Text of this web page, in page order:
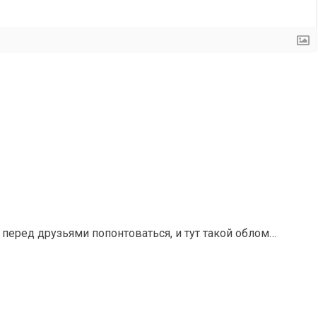
друзьями попонтоваться, и тут такой облом…